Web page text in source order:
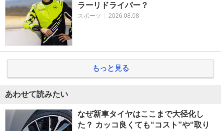
ラーリドライバー？
スポーツ 2026.08.08
もっと見る
あわせて読みたい
なぜ新車タイヤはここまで大径化し
た？ カッコ良くても“コスト”や“取り